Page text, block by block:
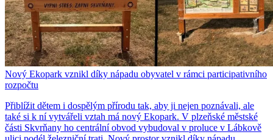
Nový Ekopark vznikl díky nápadu obyvatel v rámci participativního
rozpočtu
Přiblížit dětem i dospělým přírodu tak, aby ji nejen poznávali, ale
také si k ní vytvářeli vztah má nový Ekopark. V plzeňské městské
části Skvrňany ho centrální obvod vybudoval v proluce v Lábkově